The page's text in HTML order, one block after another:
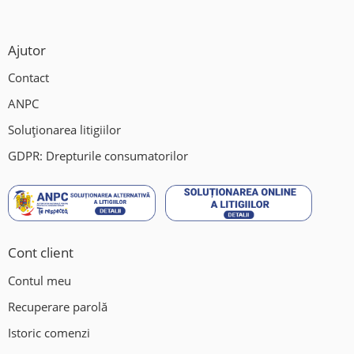
Ajutor
Contact
ANPC
Soluționarea litigiilor
GDPR: Drepturile consumatorilor
Cont client
Contul meu
Recuperare parolă
Istoric comenzi